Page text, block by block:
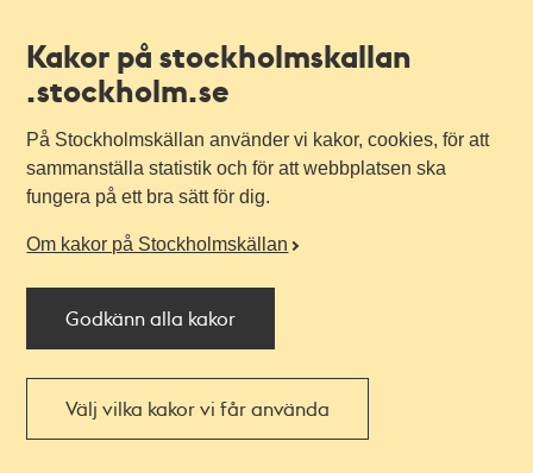
Kakor på stockholmskallan
.stockholm.se
På Stockholmskällan använder vi kakor, cookies, för att
sammanställa statistik och för att webbplatsen ska
fungera på ett bra sätt för dig.
Om kakor på Stockholmskällan
Godkänn alla kakor
Välj vilka kakor vi får använda